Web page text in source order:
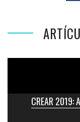
CREAR 2019: